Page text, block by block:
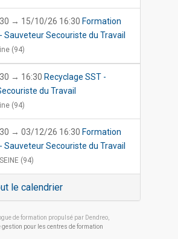
→ 15/10/26 16:30 Formation
Sauveteur Secouriste du Travail
(94)
→ 16:30 Recyclage SST -
du Travail
(94)
→ 03/12/26 16:30 Formation
Sauveteur Secouriste du Travail
(94)
le calendrier
de formation propulsé par Dendreo,
gestion pour les centres de formation